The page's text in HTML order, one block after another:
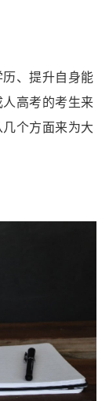
、提升自身能
高考的考生来
个方面来为大